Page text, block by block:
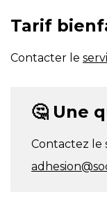
Tarif
Contacter le
🤔 Une
Contactez le